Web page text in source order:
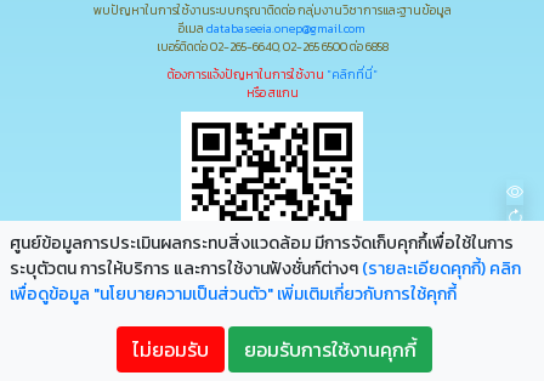
ศูนย์ข้อมูลการประเมินผลกระทบสิ่งแวดล้อม มีการจัดเก็บคุกกึ้เพื่อใช้ในการ
ระบุตัวตน การให้บริการ และการใช้งานฟังชั่นก์ต่างๆ(รายละเอียดคุกกี้)คลิก
เพื่อดูข้อมูล "นโยบายความเป็นส่วนตัว" เพิ่มเติมเกี่ยวกับการใช้คุกกี้
ไม่ยอมรับ ยอมรับการใช้งานคุกกี้
พบปัญหาในการใช้งานระบบกรุณาติดต่อ กลุ่มงานวิชาการและฐานข้อมูล
อีเมล databaseeia.onep@gmail.com
เบอร์ติดต่อ 02-265-6640, 02-265 6500 ต่อ 6858
ต้องการแจ้งปัญหาในการใช้งาน "คลิกที่นี่"
หรือ สแกน